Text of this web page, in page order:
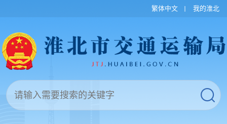
繁体中文 我的淮北